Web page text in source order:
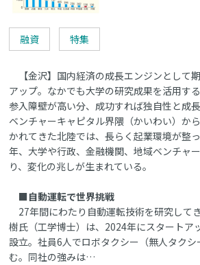
融資 特集
【金沢】国内経済の成長エンジンとして
アップ。なかでも大学の研究成果を活用す
参入障壁が高い分、成功すれば独自性と成
ベンチャーキャピタル界隈（かいわい）か
かれてきた北陸では、長らく起業環境が整
年、大学や行政、金融機関、地域ベンチャ
り、変化の兆しが生まれている。
■自動運転で世界挑戦
27年間にわたり自動運転技術を研究して
樹氏（工学博士）は、2024年にスタートア
設立。社員6人でロボタクシー（無人タク
む。同社の強みは…